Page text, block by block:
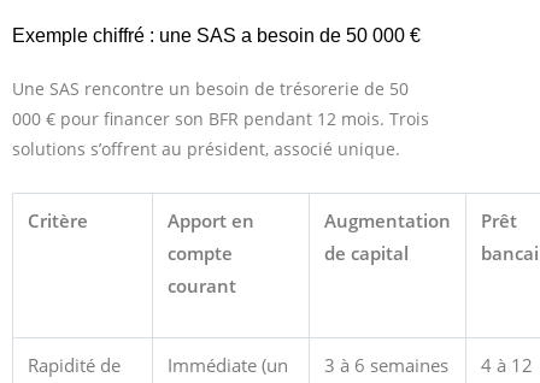
Exemple chiffré : une SAS a besoin de 50 000 €
Une SAS rencontre un besoin de trésorerie de 50
000 € pour financer son BFR pendant 12 mois. Trois
solutions s’offrent au président, associé unique.
Critère
Apport en
compte
courant
Augmentation
de capital
Prêt
Rapidité de
Immédiate (un
3 à 6 semaines
4 à 12